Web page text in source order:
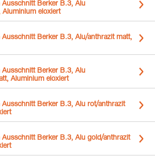
Berker B.3, Alu
Aluminium eloxiert
Berker B.3, Alu/anthrazit matt,
Berker B.3, Alu
Aluminium eloxiert
Berker B.3, Alu rot/anthrazit
Berker B.3, Alu gold/anthrazit